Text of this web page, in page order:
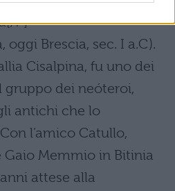
P]
oggi Brescia, sec. I a.C).
Cisalpina, fu uno dei
dei neóteroi,
antichi che lo
l’amico Catullo,
Memmio in Bitinia
attese alla